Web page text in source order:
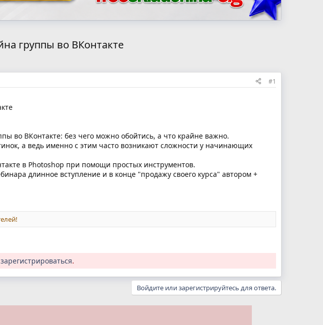
группы во ВКонтакте
#1
во ВКонтакте: без чего можно обойтись, а что крайне важно.
а ведь именно с этим часто возникают сложности у начинающих
в Photoshop при помощи простых инструментов.
длинное вступление и в конце "продажу своего курса" автором +
зарегистрироваться.
Войдите или зарегистрируйтесь для ответа.